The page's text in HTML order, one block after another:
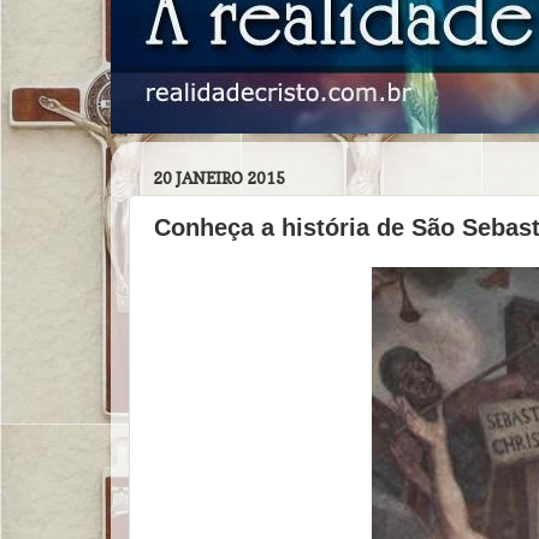
20 JANEIRO 2015
Conheça a história de São